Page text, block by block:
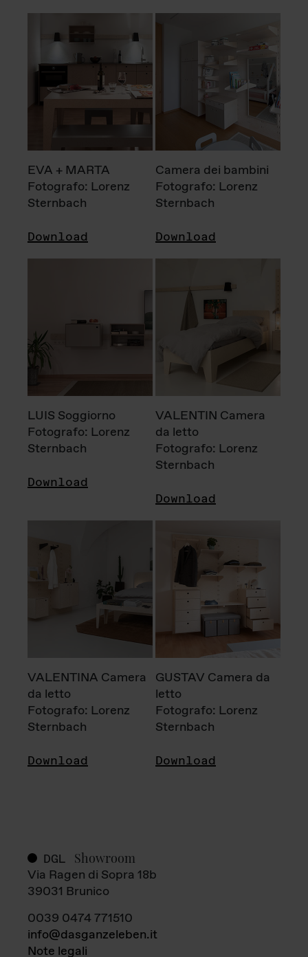
EVA + MARTA
Fotografo: Lorenz
Sternbach
Download
Camera dei bambini
Fotografo: Lorenz
Sternbach
Download
LUIS Soggiorno
Fotografo: Lorenz
Sternbach
Download
VALENTIN Camera
da letto
Fotografo: Lorenz
Sternbach
Download
VALENTINA Camera
da letto
Fotografo: Lorenz
Sternbach
Download
GUSTAV Camera da
letto
Fotografo: Lorenz
Sternbach
Download
DGL Showroom
Via Ragen di Sopra 18b
39031 Brunico
0039 0474 771510
info@dasganzeleben.it
Note legali